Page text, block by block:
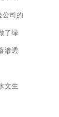
公司的
了绿
渗透
文生